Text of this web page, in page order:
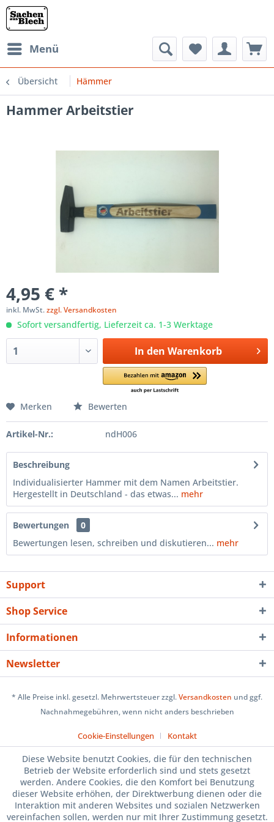
Menü
Übersicht Hämmer
Hammer Arbeitstier
4,95 € *
inkl. MwSt.zzgl. Versandkosten
Sofort versandfertig, Lieferzeit ca. 1-3 Werktage
In den Warenkorb
Merken Bewerten
Artikel-Nr.: ndH006
Beschreibung
Individualisierter Hammer mit dem Namen Arbeitstier.
Hergestellt in Deutschland - das etwas... mehr
Bewertungen
0
Bewertungen lesen, schreiben und diskutieren... mehr
Support
Shop Service
Informationen
Newsletter
* Alle Preise inkl. gesetzl. Mehrwertsteuer zzgl.Versandkosten und ggf.
Nachnahmegebühren, wenn nicht anders beschrieben
Cookie-Einstellungen Kontakt
Diese Website benutzt Cookies, die für den technischen
Betrieb der Website erforderlich sind und stets gesetzt
werden. Andere Cookies, die den Komfort bei Benutzung
dieser Website erhöhen, der Direktwerbung dienen oder die
Interaktion mit anderen Websites und sozialen Netzwerken
vereinfachen sollen, werden nur mit Ihrer Zustimmung gesetzt.